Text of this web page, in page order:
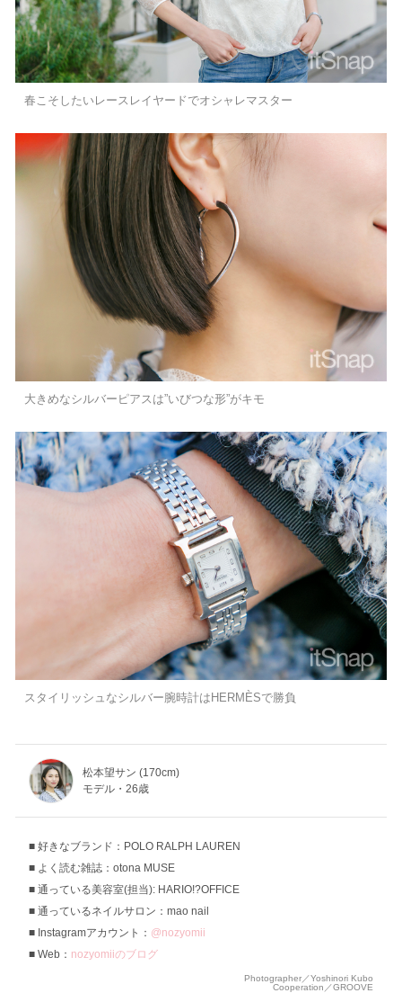
春こそしたいレースレイヤードでオシャレマスター
大きめなシルバーピアスは”いびつな形”がキモ
スタイリッシュなシルバー腕時計はHERMÈSで勝負
松本望サン (170cm)
モデル・26歳
好きなブランド：POLO RALPH LAUREN
よく読む雑誌：otona MUSE
通っている美容室(担当): HARIO!?OFFICE
通っているネイルサロン：mao nail
Instagramアカウント： @nozyomii
Web： nozyomiiのブログ
Photographer／Yoshinori Kubo
Cooperation／GROOVE